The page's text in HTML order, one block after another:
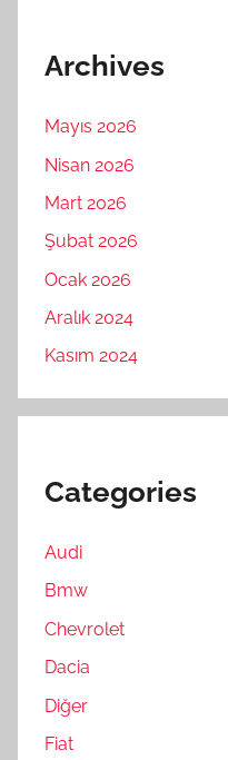
Archives
Mayıs 2026
Nisan 2026
Mart 2026
Şubat 2026
Ocak 2026
Aralık 2024
Kasım 2024
Categories
Audi
Bmw
Chevrolet
Dacia
Diğer
Fiat